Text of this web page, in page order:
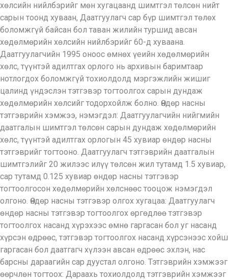
хөлсийн нийлбэрийг мөн хугацаанд шимтгэл төлсөн нийт
сарын тоонд хуваан, Даатгуулагч сар бүр шимтгэл төлөх
боломжгүй байсан бол таван жилийн туршид авсан
хөдөлмөрийн хөлсийн нийлбэрийг 60-д хуваана.
Даатгуулагчийн 1995 оноос өмнөх үеийн хөдөлмөрийн
хөлс, түүнтэй адилтгах орлого нь архивын баримтаар
нотлогдох боломжгүй тохиолдолд мэргэжлийн жишиг
цалинд үндэслэн тэтгэвэр тогтоолгох сарын дундаж
хөдөлмөрийн хөлсийг тодорхойлж болно. Өндөр насны
тэтгэврийн хэмжээ, нэмэгдэл: Даатгуулагчийн нийгмийн
даатгалын шимтгэл төлсөн сарын дундаж хөдөлмөрийн
хөлс, түүнтэй адилтгах орлогын 45 хувиар өндөр насны
тэтгэврийг тогтооно. Даатгуулагч тэтгэврийн даатгалын
шимтгэлийг 20 жилээс илүү төлсөн жил тутамд 1.5 хувиар,
сар тутамд 0.125 хувиар өндөр насны тэтгэвэр
тогтоолгосон хөдөлмөрийн хөлснөөс тооцож нэмэгдэл
олгоно. Өндөр насны тэтгэвэр олгох хугацаа: Даатгуулагч
өндөр насны тэтгэвэр тогтоолгох өргөдлөө тэтгэвэр
тогтоолгох насанд хүрэхээс өмнө гаргасан бол уг насанд
хүрсэн өдрөөс, тэтгэвэр тогтоолгох насанд хүрсэнээс хойш
гаргасан бол даатгагч хүлээн авсан өдрөөс эхлэн, нас
барсны дараагийн сар дуустал олгоно. Тэтгэврийн хэмжээг
өөрчлөн тогтоох: Дараахь тохиолдолд тэтгэврийн хэмжээг